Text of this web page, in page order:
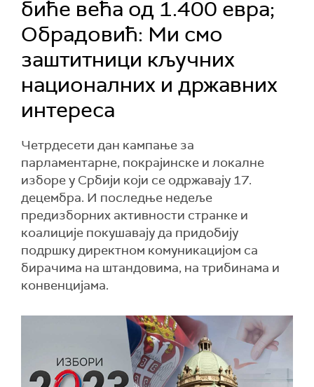
биће већа од 1.400 евра;
Обрадовић: Ми смо
заштитници кључних
националних и државних
интереса
Четрдесети дан кампање за
парламентарне, покрајинске и локалне
изборе у Србији који се одржавају 17.
децембра. И последње недеље
предизборних активности странке и
коалиције покушавају да придобију
подршку директном комуникацијом са
бирачима на штандовима, на трибинама и
конвенцијама.